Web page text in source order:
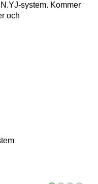
system. Kommer
och